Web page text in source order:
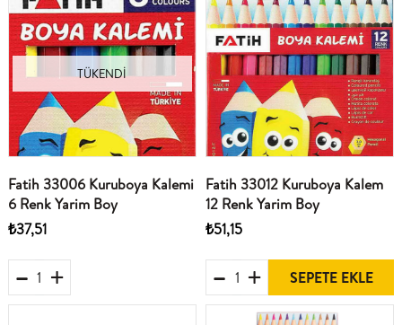
TÜKENDI
Fatih 33006 Kuruboya Kalemi
6 Renk Yarim Boy
₺37,51
Fatih 33012 Kuruboya Kalem
12 Renk Yarim Boy
₺51,15
SEPETE EKLE